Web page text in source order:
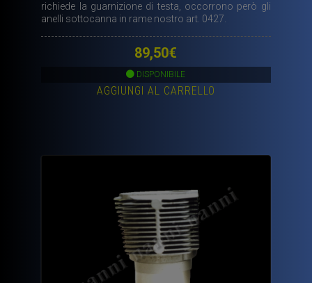
richiede la guarnizione di testa, occorrono però gli
anelli sottocanna in rame nostro art. 0427.
89,50€
DISPONIBILE
AGGIUNGI AL CARRELLO